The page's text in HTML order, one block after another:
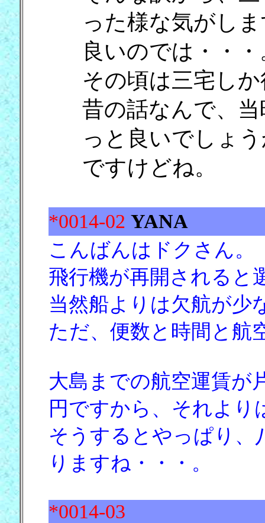
った様な気がし
良いのでは・・・
その頃は三宅し
昔の話なんで、
っと良いでしょ
ですけどね。
*0014-02YANA
こんばんはドクさん。
飛行機が再開されると
当然船よりは欠航が少
ただ、便数と時間と航
大島までの航空運賃が
円ですから、それよ
そうするとやっぱり、
りますね・・・。
*0014-03